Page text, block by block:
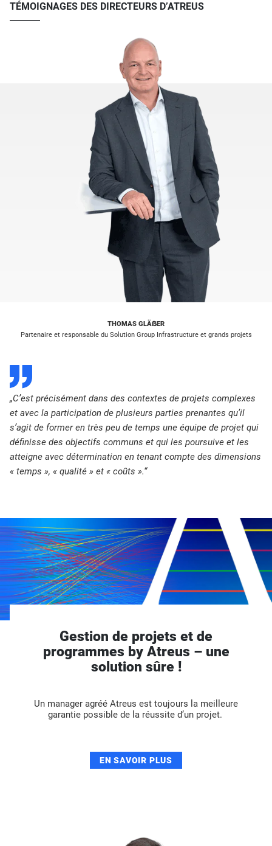
TÉMOIGNAGES DES DIRECTEURS D’ATREUS
THOMAS GLÄẞER
Partenaire et responsable du Solution Group Infrastructure et grands projets
D
„C’est précisément dans des contextes de projets complexes
et avec la participation de plusieurs parties prenantes qu’il
s’agit de former en très peu de temps une équipe de projet qui
définisse des objectifs communs et qui les poursuive et les
atteigne avec détermination en tenant compte des dimensions
« temps », « qualité » et « coûts ».“
Gestion de projets et de
programmes by Atreus – une
solution sûre !
Un manager agréé Atreus est toujours la meilleure
garantie possible de la réussite d’un projet.
EN SAVOIR PLUS